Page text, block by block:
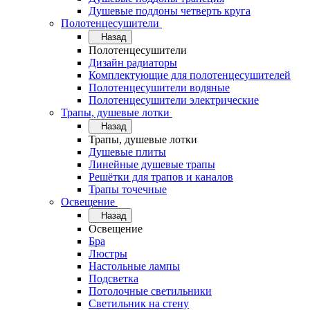
Душевые поддоны четверть круга
Полотенцесушители
Назад
Полотенцесушители
Дизайн радиаторы
Комплектующие для полотенцесушителей
Полотенцесушители водяные
Полотенцесушители электрические
Трапы, душевые лотки
Назад
Трапы, душевые лотки
Душевые плиты
Линейные душевые трапы
Решётки для трапов и каналов
Трапы точечные
Освещение
Назад
Освещение
Бра
Люстры
Настольные лампы
Подсветка
Потолочные светильники
Светильник на стену